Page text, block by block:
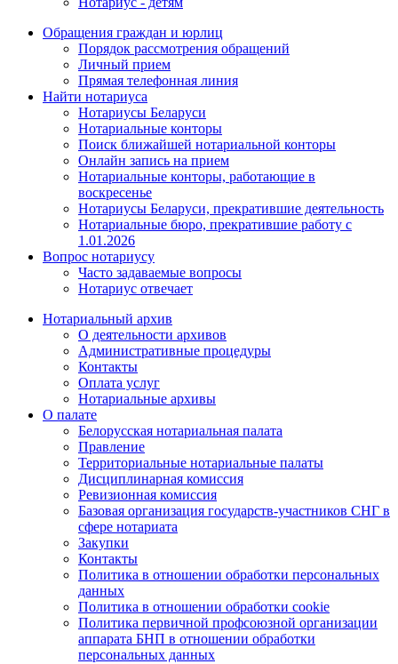
Обращения граждан и юрлиц
Порядок рассмотрения обращений
Личный прием
Прямая телефонная линия
Найти нотариуса
Нотариусы Беларуси
Нотариальные конторы
Поиск ближайшей нотариальной конторы
Онлайн запись на прием
Нотариальные конторы, работающие в
воскресенье
Нотариусы Беларуси, прекратившие деятельность
Нотариальные бюро, прекратившие работу с
1.01.2026
Вопрос нотариусу
Часто задаваемые вопросы
Нотариус отвечает
Нотариальный архив
О деятельности архивов
Административные процедуры
Контакты
Оплата услуг
Нотариальные архивы
О палате
Белорусская нотариальная палата
Правление
Территориальные нотариальные палаты
Дисциплинарная комиссия
Ревизионная комиссия
Базовая организация государств-участников СНГ в
сфере нотариата
Закупки
Контакты
Политика в отношении обработки персональных
данных
Политика в отношении обработки cookie
Политика первичной профсоюзной организации
аппарата БНП в отношении обработки
персональных данных